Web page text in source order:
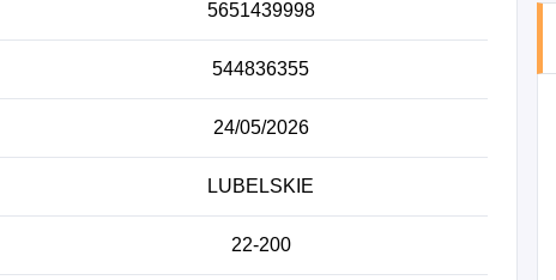
5651439998
544836355
24/05/2026
LUBELSKIE
22-200